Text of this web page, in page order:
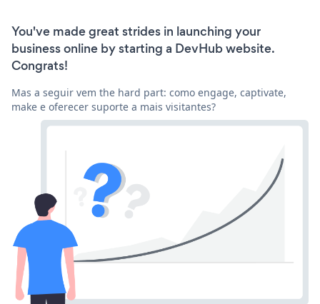
You've made great strides in launching your
business online by starting a DevHub website.
Congrats!
Mas a seguir vem the hard part: como engage, captivate,
make e oferecer suporte a mais visitantes?